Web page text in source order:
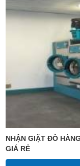
NHẬN GIẶT ĐỒ
GIÁ RẺ